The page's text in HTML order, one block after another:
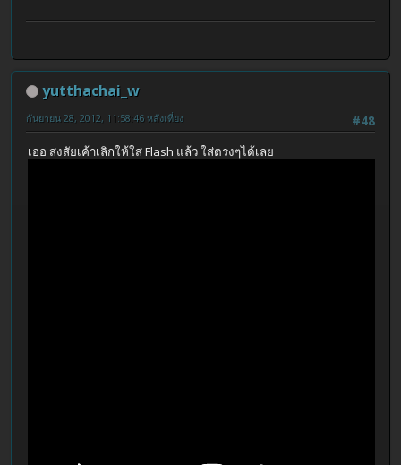
yutthachai_w
#48
กันยายน 28, 2012, 11:58:46 หลังเที่ยง
เออ สงสัยเค้าเลิกให้ใส่ Flash แล้ว ใส่ตรงๆได้เลย